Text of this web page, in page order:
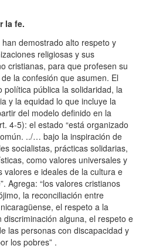
la fe.
demostrado alto respeto y
religiosas y sus
cristianas, para que profesen su
la confesión que asumen. El
política pública la solidaridad, la
y la equidad lo que incluye la
del modelo definido en la
4-5): el estado “está organizado
../… bajo la inspiración de
socialistas, prácticas solidarias,
como valores universales y
valores e ideales de la cultura e
Agrega: “los valores cristianos
la reconciliación entre
el respeto a la
discriminación alguna, el respeto e
las personas con discapacidad y
los pobres” .